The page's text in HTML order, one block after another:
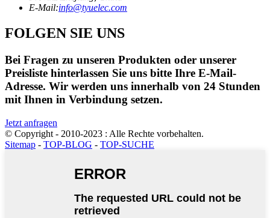
E-Mail:info@tyuelec.com
FOLGEN SIE UNS
Bei Fragen zu unseren Produkten oder unserer
Preisliste hinterlassen Sie uns bitte Ihre E-Mail-
Adresse. Wir werden uns innerhalb von 24 Stunden
mit Ihnen in Verbindung setzen.
Jetzt anfragen
© Copyright - 2010-2023 : Alle Rechte vorbehalten.
Sitemap - TOP-BLOG - TOP-SUCHE